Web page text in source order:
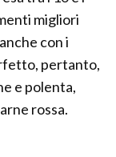
migliori
con i
pertanto,
e polenta,
rossa.